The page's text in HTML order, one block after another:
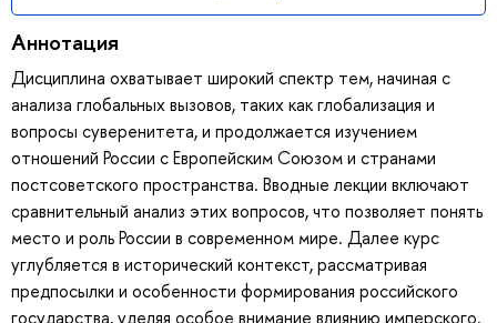
Аннотация
Дисциплина охватывает широкий спектр тем, начиная с
анализа глобальных вызовов, таких как глобализация и
вопросы суверенитета, и продолжается изучением
отношений России с Европейским Союзом и странами
постсоветского пространства. Вводные лекции включают
сравнительный анализ этих вопросов, что позволяет понять
место и роль России в современном мире. Далее курс
углубляется в исторический контекст, рассматривая
предпосылки и особенности формирования российского
государства, уделяя особое внимание влиянию имперского,